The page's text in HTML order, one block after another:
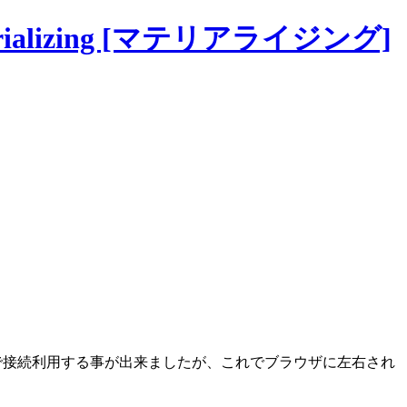
[マテリアライジング]
接続利用する事が出来ましたが、これでブラウザに左右され